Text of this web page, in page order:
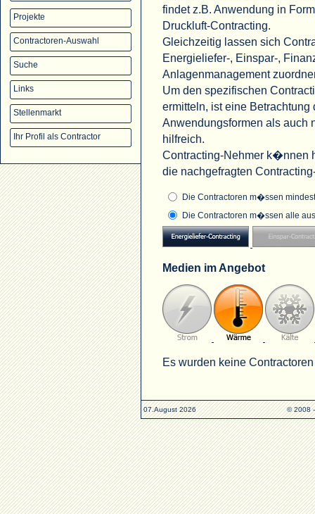
Projekte
Contractoren-Auswahl
Suche
Links
Stellenmarkt
Ihr Profil als Contractor
findet z.B. Anwendung in
Druckluft-Contracting.
Gleichzeitig lassen sich
Energieliefer-, Einspar-,
Anlagenmanagement
Um den spezifischen
ermitteln, ist eine
Anwendungsformen als auch
hilfreich.
Contracting-Nehmer k�nnen
die nachgefragten
Die Contractoren m�ssen
Die Contractoren m�ssen alle
Medien im Angebot
Es wurden keine
07.August 2026 © 2008